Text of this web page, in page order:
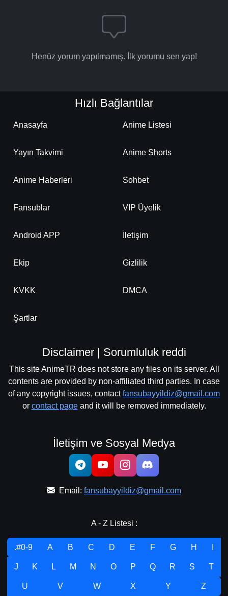
Henüz yorum yapılmamış. İlk yorumu sen yap!
Hızlı Bağlantılar
Anasayfa Anime Listesi
Yayın Takvimi Anime Shorts
Anime Haberleri Sohbet
Fansublar VIP Üyelik
Android APP İletişim
Ekip Gizlilik
KVKK DMCA
Şartlar
Disclaimer | Sorumluluk reddi
This site AnimeTR does not store any files on its server. All
contents are provided by non-affiliated third parties. In case
of any copyright issues, contactfansubayyildiz@gmail.com
or contact pageand it will be removed immediately.
İletişim ve Sosyal Medya
Email: fansubayyildiz@gmail.com
A - Z Listesi :
.#0-9 A B C D E F G H
J K L M N O P Q R S T
U V W X Y Z